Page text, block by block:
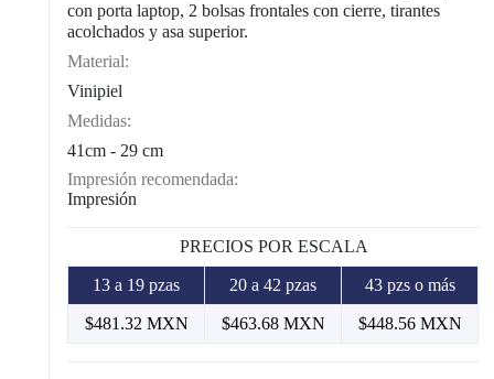
con porta laptop, 2 bolsas frontales con cierre, tirantes
acolchados y asa superior.
Material:
Vinipiel
Medidas:
41cm - 29 cm
Impresión recomendada:
Impresión
PRECIOS POR ESCALA
13 a 19 pzas 20 a 42 pzas 43 pzs o más
$481.32 MXN $463.68 MXN $448.56 MXN